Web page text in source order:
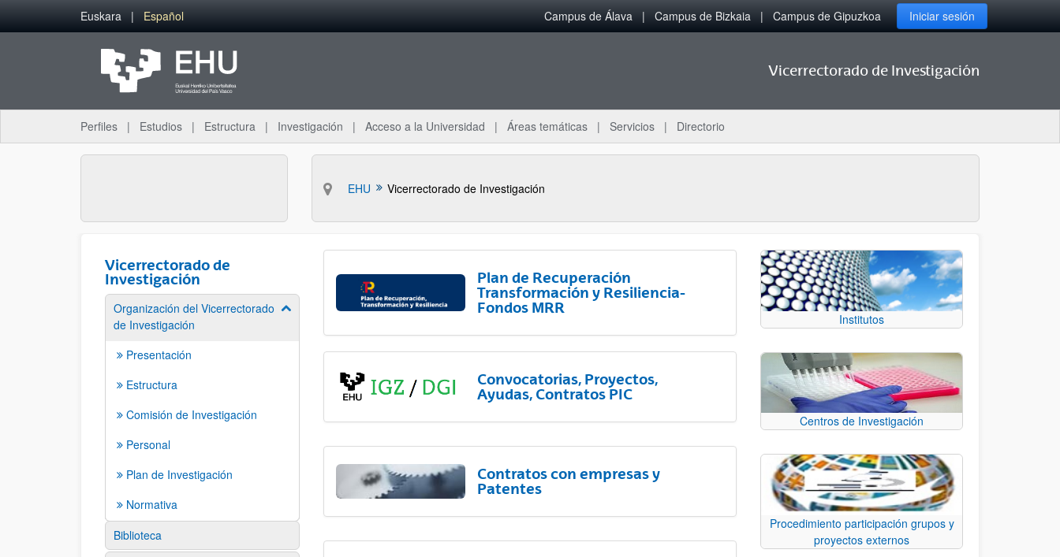
Saltar al contenido principal
Euskara Español Campus de Álava Campus de Bizkaia Campus de Gipuzkoa Iniciar sesión
Vicerrectorado de Investigación
Perfiles Estudios Estructura Investigación Acceso a la Universidad Áreas temáticas Servicios Directorio
EHU Vicerrectorado de Investigación
Vicerrectorado de
Investigación
Organización del Vicerrectorado
de Investigación
Mostrar/ocultar subpáginas
Presentación
Estructura
Comisión de Investigación
Personal
Plan de Investigación
Normativa
Biblioteca
Plan de Recuperación
Transformación y Resiliencia-
Fondos MRR
Convocatorias, Proyectos,
Ayudas, Contratos PIC
Contratos con empresas y
Patentes
Institutos
Centros de Investigación
Procedimiento participación grupos y
proyectos externos